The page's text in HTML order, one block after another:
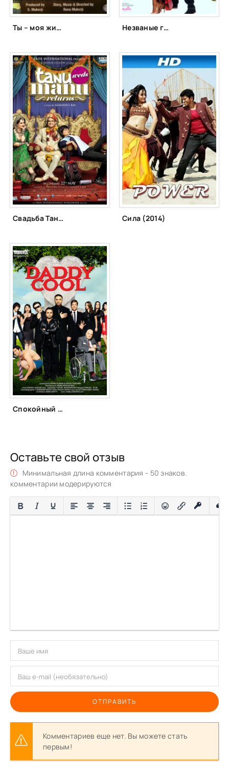
Ты – моя жизнь (1965) Незваные гости (2011)
Свадьба Тану и Ману. Возвращение (2015) Сила (2014)
Спокойный отец (2009)
Оставьте свой отзыв
Минимальная длина комментария - 50 знаков.
комментарии модерируются
ОТПРАВИТЬ
Комментариев еще нет. Вы можете стать
первым!